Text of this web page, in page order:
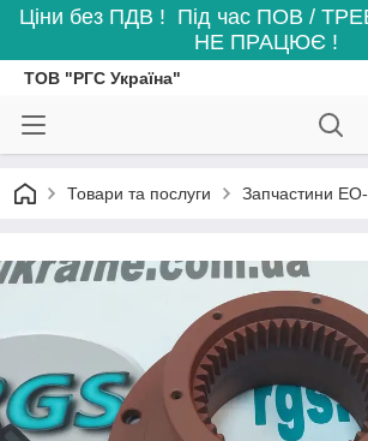
Ціни без ПДВ ! Під час ПОВ /
НЕ ПРАЦЮЄ !
ТОВ "РГС Україна"
Товари та послуги Запчастини